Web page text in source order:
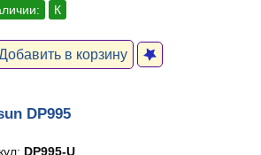
К
в корзину
DP995
DP995-U